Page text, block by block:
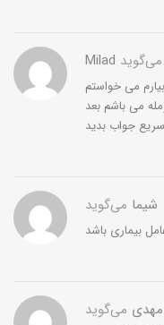
Milad می‌گوید
می خواستم
می باشم بعد
شیما می‌گوید
بیماری باشد
مهدی می‌گوید